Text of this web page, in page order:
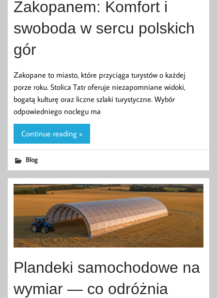
Zakopanem: Komfort i
swoboda w sercu polskich
gór
Zakopane to miasto, które przyciąga turystów o każdej
porze roku. Stolica Tatr oferuje niezapomniane widoki,
bogatą kulturę oraz liczne szlaki turystyczne. Wybór
odpowiedniego noclegu ma
Continue reading »
Blog
Plandeki samochodowe na
wymiar — co odróżnia